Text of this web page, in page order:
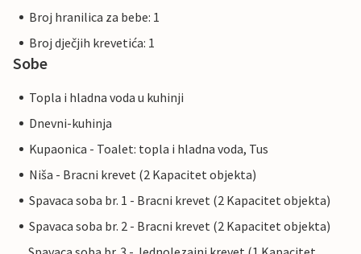
Broj hranilica za bebe: 1
Broj dječjih krevetića: 1
Sobe
Topla i hladna voda u kuhinji
Dnevni-kuhinja
Kupaonica - Toalet: topla i hladna voda, Tus
Niša - Bracni krevet (2 Kapacitet objekta)
Spavaca soba br. 1 - Bracni krevet (2 Kapacitet objekta)
Spavaca soba br. 2 - Bracni krevet (2 Kapacitet objekta)